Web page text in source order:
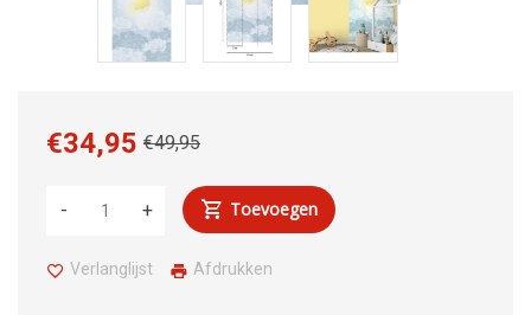
€49,95
€34,95
+
- Toevoegen
Verlanglijst Afdrukken